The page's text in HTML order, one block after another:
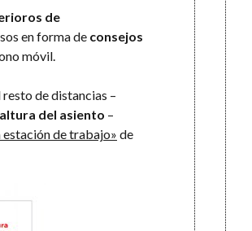
de
en forma de consejos
móvil.
de distancias –
altura del asiento –
de trabajo» de